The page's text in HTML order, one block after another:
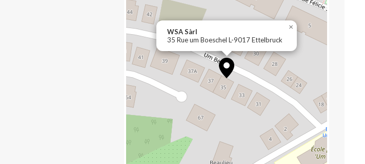
WSA Sàrl
35 Rue um Boeschel L-9017 Ettelbruck
×